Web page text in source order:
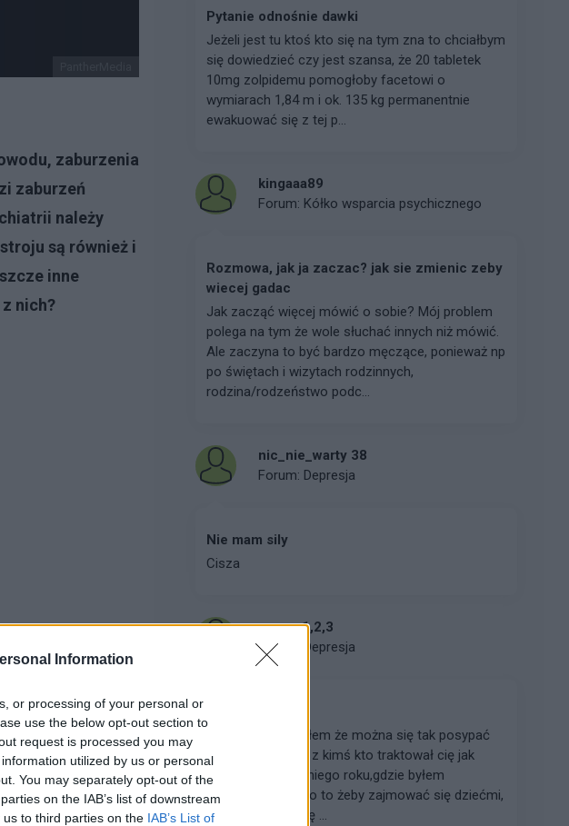
Information
or processing of your personal or
use the below opt-out section to
request is processed you may
utilized by us or personal
You may separately opt-out of the
on the IAB’s list of downstream
to third parties on the IAB’s List of
zaburzenia
zaburzeń
należy
są również i
inne
nich?
stykają się
Pytanie odnośnie dawki
Jeżeli jest tu ktoś kto się na tym zna to chciałbym
się dowiedzieć czy jest szansa, że 20 tabletek
10mg zolpidemu pomogłoby facetowi o
wymiarach 1,84 m i ok. 135 kg permanentnie
ewakuować się z tej p...
kingaaa89
Forum: Kółko wsparcia psychicznego
Rozmowa, jak ja zaczac? jak sie zmienic zeby
wiecej gadac
Jak zacząć więcej mówić o sobie? Mój problem
polega na tym że wole słuchać innych niż mówić.
Ale zaczyna to być bardzo męczące, ponieważ np
po świętach i wizytach rodzinnych,
rodzina/rodzeństwo podc...
nic_nie_warty 38
Forum: Depresja
Nie mam sily
Cisza
gregor1,2,3
Forum:
Depresja
W życiu nie sądziłem że można się tak posypać
będąc w związku z kimś kto traktował cię jak
śmiecia od ostatniego roku,gdzie byłem
potrzebny tylko po to żeby zajmować się dziećmi,
dać pieniądze i się ...